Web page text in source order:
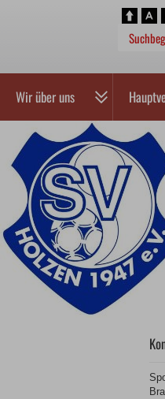
Wir über uns